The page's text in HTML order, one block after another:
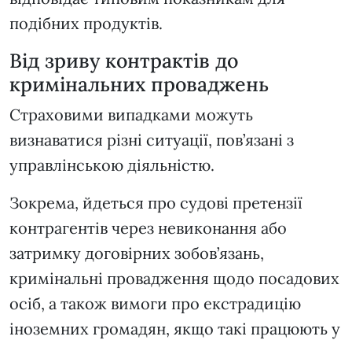
подібних продуктів.
Від зриву контрактів до
кримінальних проваджень
Страховими випадками можуть
визнаватися різні ситуації, пов’язані з
управлінською діяльністю.
Зокрема, йдеться про судові претензії
контрагентів через невиконання або
затримку договірних зобов’язань,
кримінальні провадження щодо посадових
осіб, а також вимоги про екстрадицію
іноземних громадян, якщо такі працюють у